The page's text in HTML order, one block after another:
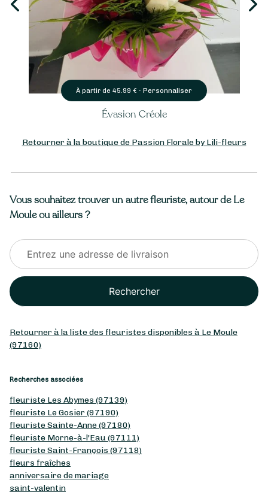
À partir de45.99 € - Personnaliser
Évasion Créole
Retourner à la boutique de Passion Florale by Lili-fleurs
Vous souhaitez trouver un autre fleuriste, autour de Le
Moule ou ailleurs ?
Rechercher
Retourner à la liste des fleuristes disponibles à Le Moule
(97160)
Recherches associées
fleuriste Les Abymes (97139)
fleuriste Le Gosier (97190)
fleuriste Sainte-Anne (97180)
fleuriste Morne-à-l'Eau (97111)
fleuriste Saint-François (97118)
fleurs fraîches
anniversaire de mariage
saint-valentin